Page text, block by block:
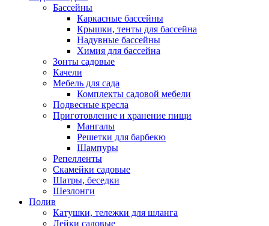
Бассейны
Каркасные бассейны
Крышки, тенты для бассейна
Надувные бассейны
Химия для бассейна
Зонты садовые
Качели
Мебель для сада
Комплекты садовой мебели
Подвесные кресла
Приготовление и хранение пищи
Мангалы
Решетки для барбекю
Шампуры
Репелленты
Скамейки садовые
Шатры, беседки
Шезлонги
Полив
Катушки, тележки для шланга
Лейки садовые